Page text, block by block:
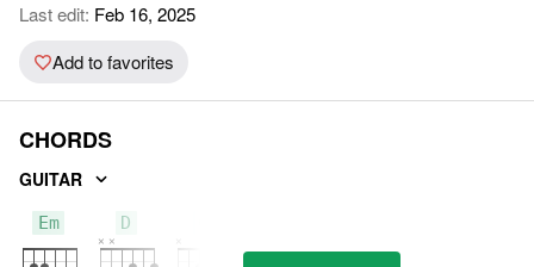
Last edit: Feb 16, 2025
Add to favorites
CHORDS
GUITAR
Em D